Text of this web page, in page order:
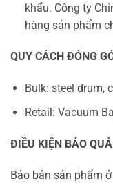
khẩu. Công ty
hàng sản phẩm
QUY CÁCH ĐÓNG
Bulk: steel drum,
Retail: Vacuum
ĐIỀU KIỆN BẢO
Bảo bản sản phẩm